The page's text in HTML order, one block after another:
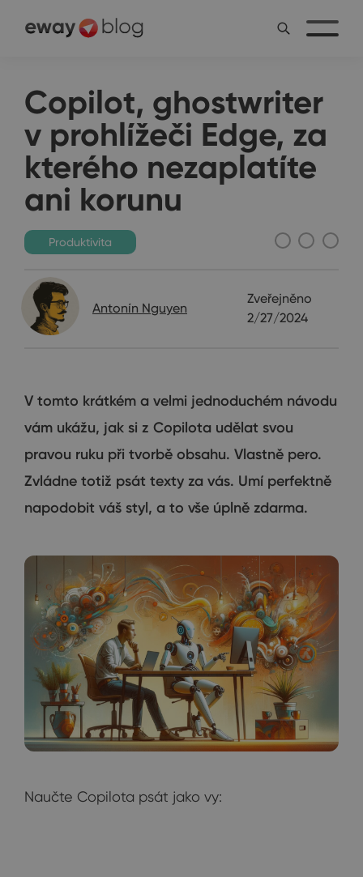
Copilot, ghostwriter
v prohlížeči Edge, za
kterého nezaplatíte
ani korunu
Produktivita
Antonín Nguyen
Zveřejněno
2/27/2024
V tomto krátkém a velmi jednoduchém návodu
vám ukážu, jak si z Copilota udělat svou
pravou ruku při tvorbě obsahu. Vlastně pero.
Zvládne totiž psát texty za vás. Umí perfektně
napodobit váš styl, a to vše úplně zdarma.
Naučte Copilota psát jako vy: